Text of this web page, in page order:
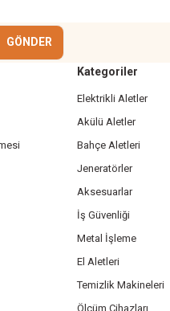
GÖNDER
Kategoriler
Elektrikli Aletler
Akülü Aletler
Bahçe Aletleri
Jeneratörler
Aksesuarlar
İş Güvenliği
Metal İşleme
El Aletleri
Temizlik Makineleri
Ölçüm Cihazları